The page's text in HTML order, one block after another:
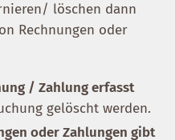
löschen dann
Rechnungen oder
/ Zahlung erfasst
gelöscht werden.
oder Zahlungen gibt